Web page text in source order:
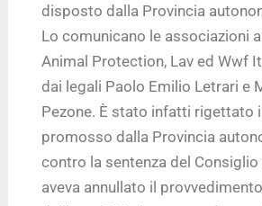
disposto dalla Provincia
Lo comunicano le associazioni
Animal Protection, Lav ed Wwf
dai legali Paolo Emilio Letrari e
Pezone. È stato infatti rigettato
promosso dalla Provincia
contro la sentenza del
aveva annullato il